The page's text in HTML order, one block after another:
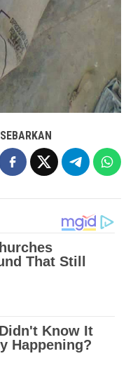
SEBARKAN